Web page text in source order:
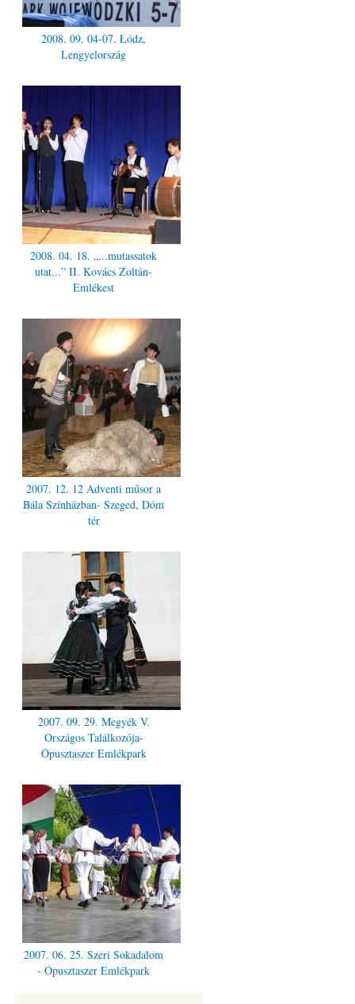
2008. 09. 04-07. Łódz,
Lengyelország
2008. 04. 18. „...mutassatok
utat...” II. Kovács Zoltán-
Emlékest
2007. 12. 12 Adventi műsor a
Bála Színházban- Szeged, Dóm
tér
2007. 09. 29. Megyék V.
Országos Találkozója-
Ópusztaszer Emlékpark
2007. 06. 25. Szeri Sokadalom
- Ópusztaszer Emlékpark